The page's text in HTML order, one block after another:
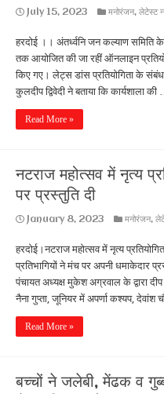
July 15, 2023 मनोरंजन, लेटेस्ट
हरदोई ।। अंतर्ध्वनि जन कल्याण समिति
तक आयोजित की जा रहीं ऑनलाइन
किए गए। लेट्स डांस प्रतियोगिता के
कुलदीप द्विवेदी ने बताया कि कार्यशाला की
Read More »
नटराज महोत्सव में नृत्य
पर प्रस्तुति दी
January 8, 2023 मनोरंजन,
हरदोई।नटराज महोत्सव में नृत्य
प्रतिभागियों ने मंच पर अपनी धमाकेदार
पंचायत अध्यक्ष मुकेश अग्रवाल के द्वारा
नैना गुप्ता, जूनियर में अपर्णा कश्यप, देवांश
Read More »
बच्चों ने जलेबी, मेंढक व